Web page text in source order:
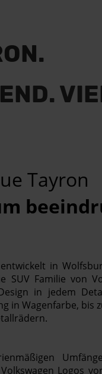
Tayron
in
SUV Familie von
in jedem
in Wagenfarbe, bis
Logos